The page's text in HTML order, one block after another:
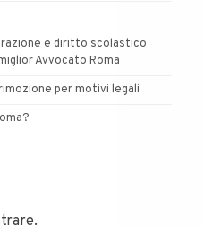
e diritto scolastico
Avvocato Roma
per motivi legali